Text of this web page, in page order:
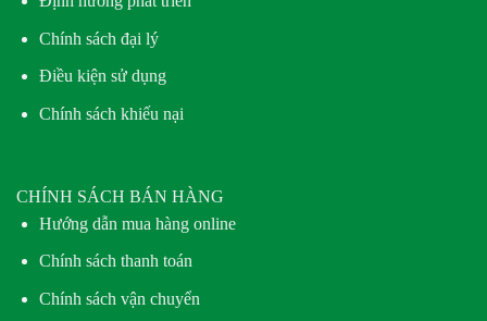
Chính sách đại lý
Điều kiện sử dụng
Chính sách khiếu nại
CHÍNH SÁCH BÁN HÀNG
Hướng dẫn mua hàng online
Chính sách thanh toán
Chính sách vận chuyển